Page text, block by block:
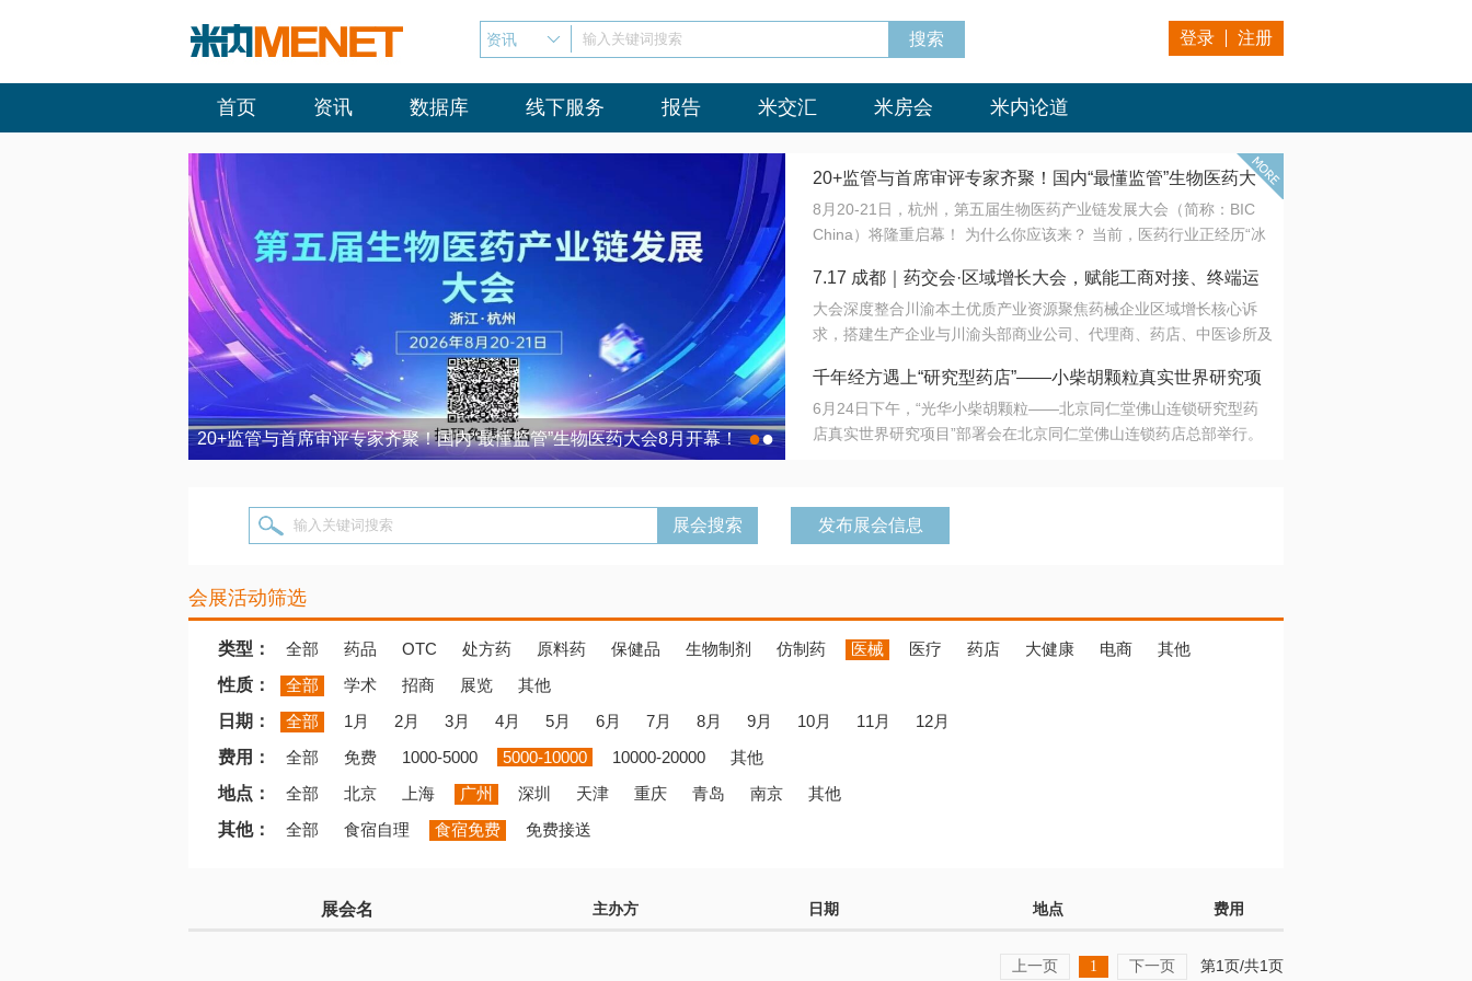
资讯 输入关键词搜索 登录 注册
首页 资讯 数据库 线下服务 报告 米交汇 米房会 米内论道
20+监管与首席审评专家齐聚！国内“最懂监管”生物医药大会8月开幕！ 7.17 成都｜药交会·区域增长大会，赋能工商对接、终端运营
●●
20+监管与首席审评专家齐聚！国内“最懂监管”生物医药大
会8月开幕！
8月20-21日，杭州，第五届生物医药产业链发展大会（简称：BIC
China）将隆重启幕！ 为什么你应该来？ 当前，医药行业正经历“冰
法正重新定义研发效率；另一端是创新药“最后一公里”的支付与入院
难题，呼唤更成熟的产业生态。 同质化“内卷”已无出路，全产业链协
同与出海能力建设才是破局关键。 本届大会以 “重构生态，定义未
算力突围；从中药创新、复杂药物制剂、CGT、多肽与小核酸的技
术攻坚，到CDMO的柔性智造。 我们致力于打破壁垒，让“实验
室”与“生产线”、“研发端”与“支付端”深度对话，更让监管、产业、资
7.17 成都｜药交会·区域增长大会，赋能工商对接、终端运
营
大会深度整合川渝本土优质产业资源聚焦药械企业区域增长核心诉
求，搭建生产企业与川渝头部商业公司、代理商、药店、中医诊所及
域增量份额夯实西南市场战略布局
千年经方遇上“研究型药店”——小柴胡颗粒真实世界研究项
目在北京同仁堂佛山连锁启动
6月24日下午，“光华小柴胡颗粒——北京同仁堂佛山连锁研究型药
店真实世界研究项目”部署会在北京同仁堂佛山连锁药店总部举行。
输入关键词搜索 发布展会信息
会展活动筛选
类型： 全部 药品 OTC 处方药 原料药 保健品 生物制剂 仿制药 医械 医疗 药店 大健康 电商
其他
性质：
全部 学术 招商 展览
其他
日期：
全部 1月 2月 3月 4月 5月 6月 7月 8月 9月 10月 11月
12月
费用：
全部 免费 1000-5000 5000-10000 10000-20000
其他
地点：
全部 北京 上海 广州 深圳 天津 重庆 青岛 南京
其他
其他：
全部 食宿自理 食宿免费 免费接送
展会名 主办方 日期 地点 费用
上一页 1 下一页 第1页/共1页